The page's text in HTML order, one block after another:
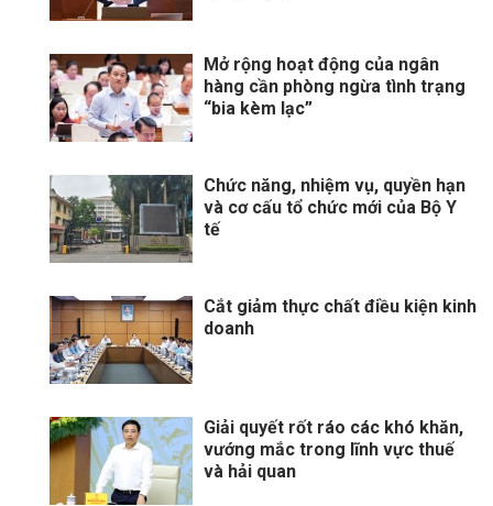
Mở rộng hoạt động của ngân
hàng cần phòng ngừa tình trạng
“bia kèm lạc”
Chức năng, nhiệm vụ, quyền hạn
và cơ cấu tổ chức mới của Bộ Y
tế
Cắt giảm thực chất điều kiện kinh
doanh
Giải quyết rốt ráo các khó khăn,
vướng mắc trong lĩnh vực thuế
và hải quan